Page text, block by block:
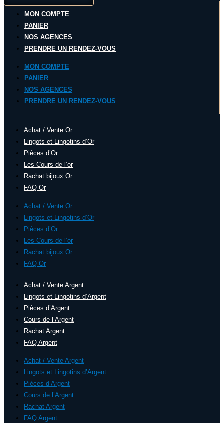
MON COMPTE
PANIER
NOS AGENCES
PRENDRE UN RENDEZ-VOUS
MON COMPTE
PANIER
NOS AGENCES
PRENDRE UN RENDEZ-VOUS
Achat / Vente Or
Lingots et Lingotins d’Or
Pièces d’Or
Les Cours de l’or
Rachat bijoux Or
FAQ Or
Achat / Vente Or
Lingots et Lingotins d’Or
Pièces d’Or
Les Cours de l’or
Rachat bijoux Or
FAQ Or
Achat / Vente Argent
Lingots et Lingotins d’Argent
Pièces d’Argent
Cours de l’Argent
Rachat Argent
FAQ Argent
Achat / Vente Argent
Lingots et Lingotins d’Argent
Pièces d’Argent
Cours de l’Argent
Rachat Argent
FAQ Argent